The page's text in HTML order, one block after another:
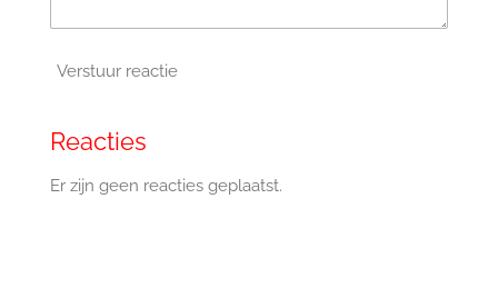
Verstuur reactie
Reacties
Er zijn geen reacties geplaatst.